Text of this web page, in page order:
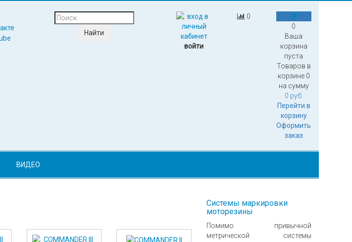
0
Ваша
корзина
пуста
Товаров в
корзине 0
на сумму
0 руб.
Перейти в
корзину
Оформить
заказ
0
войти
ВИДЕО
Системы маркировки
моторезины
Помимо привычной
метрической системы